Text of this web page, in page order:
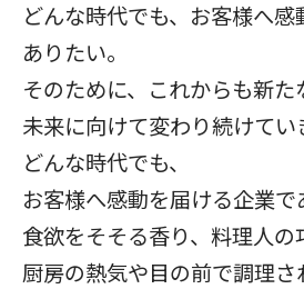
どんな時代でも、お客様へ
ありたい。
そのために、これからも新た
未来に向けて変わり続けてい
どんな時代でも、
お客様へ感動を届ける企業で
食欲をそそる香り、料理人の
厨房の熱気や目の前で調理さ